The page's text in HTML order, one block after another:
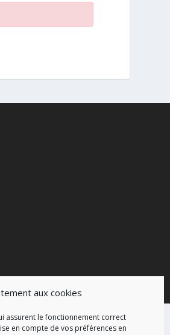
aux cookies
assurent le fonctionnement correct
en compte de vos préférences en